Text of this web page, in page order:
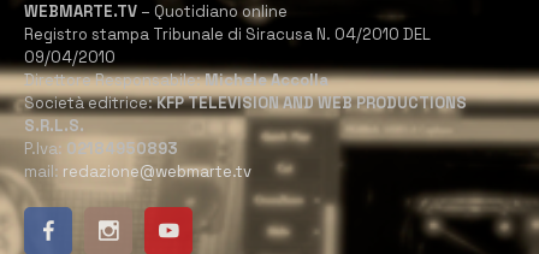
WEBMARTE.TV – Quotidiano online
Registro stampa Tribunale di Siracusa N. 04/2010 DEL
09/04/2010
Direttore Responsabile:Michele Accolla
Società editrice:KFP TELEVISION AND WEB PRODUCTIONS
S.R.L.S.
P.Iva: 02184950893
mail: redazione@webmarte.tv